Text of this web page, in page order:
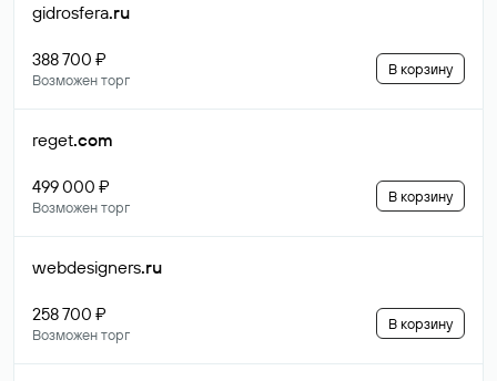
gidrosfera.ru
388 700 ₽
Возможен торг
В корзину
reget.com
499 000 ₽
Возможен торг
В корзину
webdesigners.ru
258 700 ₽
Возможен торг
В корзину